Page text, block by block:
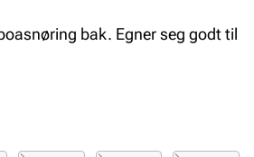
bak. Egner seg godt til